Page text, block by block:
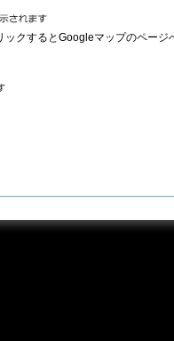
ックするとGoogleマップのページ